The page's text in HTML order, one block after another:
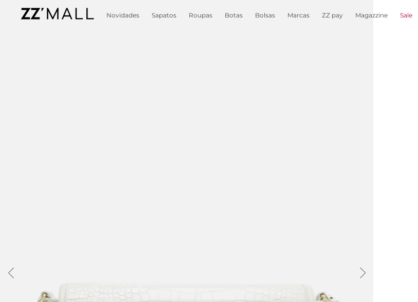
Novidades Sapatos Roupas Botas Bolsas Marcas ZZ pay Magazzine Sale